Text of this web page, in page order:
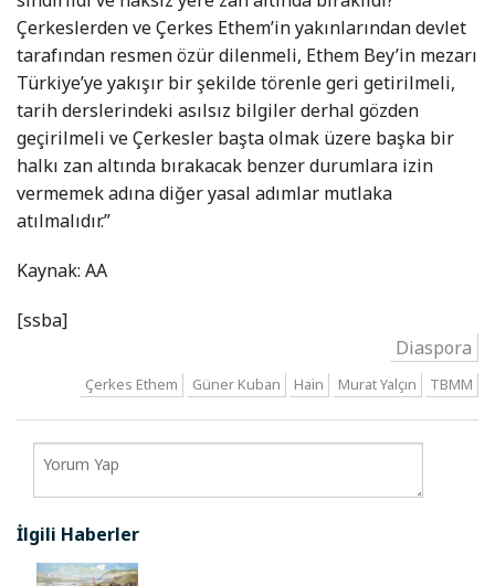
Çerkeslerden ve Çerkes Ethem’in yakınlarından devlet
tarafından resmen özür dilenmeli, Ethem Bey’in mezarı
Türkiye’ye yakışır bir şekilde törenle geri getirilmeli,
tarih derslerindeki asılsız bilgiler derhal gözden
geçirilmeli ve Çerkesler başta olmak üzere başka bir
halkı zan altında bırakacak benzer durumlara izin
vermemek adına diğer yasal adımlar mutlaka
atılmalıdır.”
Kaynak: AA
[ssba]
Diaspora
Çerkes Ethem Güner Kuban Hain Murat Yalçın TBMM
İlgili Haberler